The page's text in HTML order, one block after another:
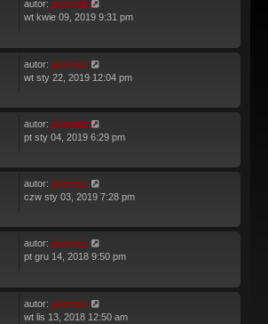
autor: piotrniz
wt kwie 09, 2019 9:31 pm
autor: piotrniz
wt sty 22, 2019 12:04 pm
autor: piotrniz
pt sty 04, 2019 6:29 pm
autor: piotrniz
czw sty 03, 2019 7:28 pm
autor: piotrniz
pt gru 14, 2018 9:50 pm
autor: piotrniz
wt lis 13, 2018 12:50 am